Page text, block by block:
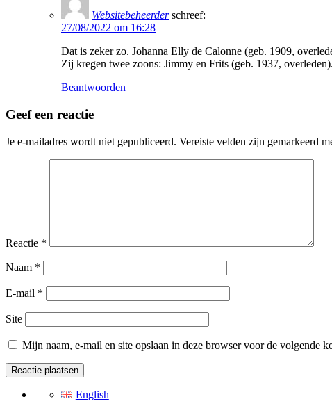
Websitebeheerder schreef:
27/08/2022 om 16:28
Dat is zeker zo. Johanna Elly de Calonne (geb. 1909,
Zij kregen twee zoons: Jimmy en Frits (geb. 1937,
Beantwoorden
Geef een reactie
Je e-mailadres wordt niet gepubliceerd. Vereiste velden zijn gemarkeerd
Reactie *
Naam *
E-mail *
Site
Mijn naam, e-mail en site opslaan in deze browser voor de volgende
English